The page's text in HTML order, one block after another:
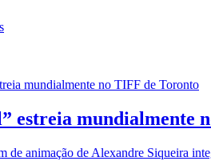
estreia mundialmente
de animação de Alexandre Siqueira